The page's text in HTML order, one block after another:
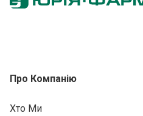
Про Компанію
Хто Ми